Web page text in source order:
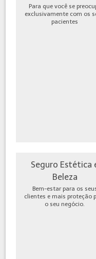
Para que você se
exclusivamente com os
pacientes
Seguro Estética
Beleza
Bem-estar para os
clientes e mais proteção
o seu negócio.